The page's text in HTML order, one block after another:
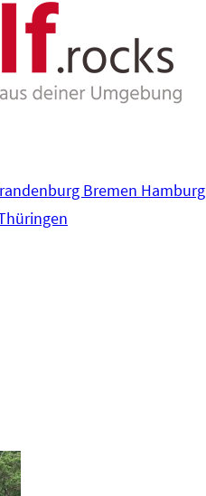
Bremen Hamburg